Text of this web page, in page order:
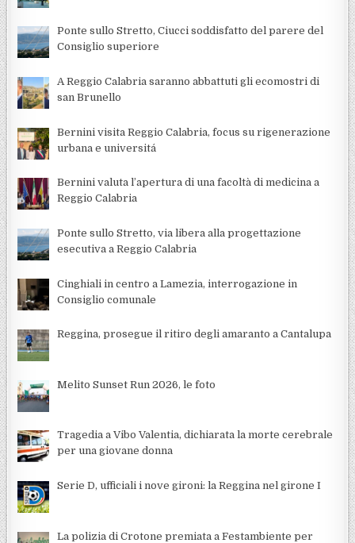
Ponte sullo Stretto, Ciucci soddisfatto del parere del
Consiglio superiore
A Reggio Calabria saranno abbattuti gli ecomostri di
san Brunello
Bernini visita Reggio Calabria, focus su rigenerazione
urbana e universitá
Bernini valuta l’apertura di una facoltà di medicina a
Reggio Calabria
Ponte sullo Stretto, via libera alla progettazione
esecutiva a Reggio Calabria
Cinghiali in centro a Lamezia, interrogazione in
Consiglio comunale
Reggina, prosegue il ritiro degli amaranto a Cantalupa
Melito Sunset Run 2026, le foto
Tragedia a Vibo Valentia, dichiarata la morte cerebrale
per una giovane donna
Serie D, ufficiali i nove gironi: la Reggina nel girone I
La polizia di Crotone premiata a Festambiente per